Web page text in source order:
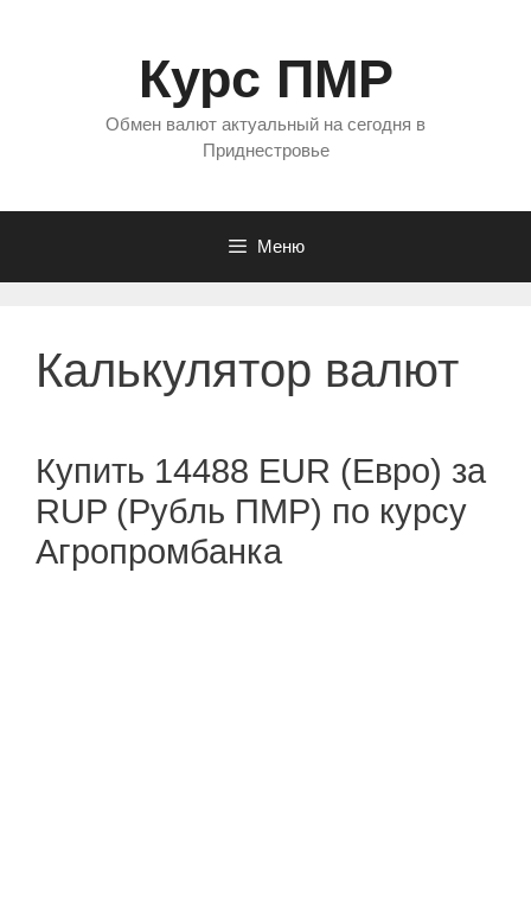
Курс ПМР
Обмен валют актуальный на сегодня в
Приднестровье
Меню
Калькулятор валют
Купить 14488 EUR (Евро) за
RUP (Рубль ПМР) по курсу
Агропромбанка